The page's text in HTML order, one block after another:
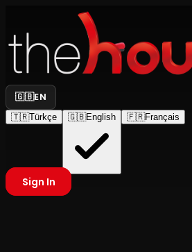
🇬🇧EN
🇹🇷Türkçe 🇬🇧English 🇫🇷Français
Sign In